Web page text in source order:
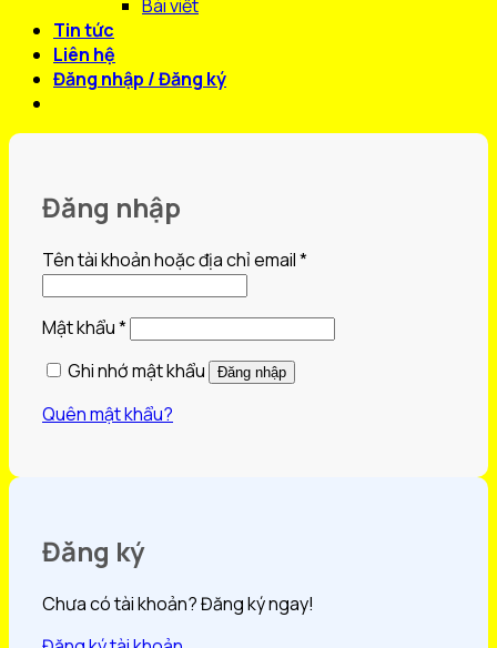
Bài viết
Tin tức
Liên hệ
Đăng nhập / Đăng ký
Đăng nhập
Tên tài khoản hoặc địa chỉ email*Bắt
Mật khẩu*Bắt
Ghi nhớ mật khẩu
Đăng nhập
Quên mật khẩu?
Đăng ký
Chưa có tài khoản? Đăng ký ngay!